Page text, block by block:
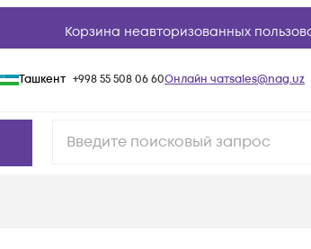
Корзина неавторизованных
Ташкент +998 55 508 06 60Онлайн чатsales@nag.uz